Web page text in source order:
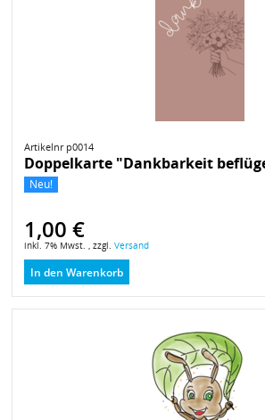
Artikelnr p0014
Doppelkarte "Dankbarkeit
Neu!
1,00 €
inkl. 7% Mwst. , zzgl. Versand
In den Warenkorb